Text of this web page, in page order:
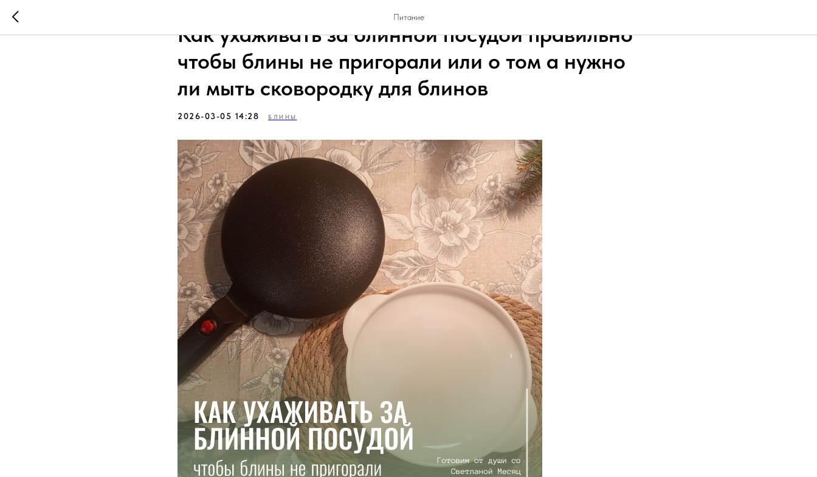
Питание
Как ухаживать за блинной посудой правильно
чтобы блины не пригорали или о том а нужно
ли мыть сковородку для блинов
2026-03-05 14:28 БЛИНЫ